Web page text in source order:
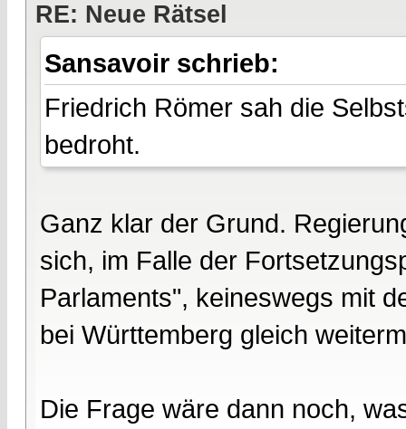
RE: Neue Rätsel
Sansavoir schrieb:
Friedrich Römer sah die
bedroht.
Ganz klar der Grund.
sich, im Falle der
Parlaments", keineswegs mit
bei Württemberg gleich
Die Frage wäre dann noch,